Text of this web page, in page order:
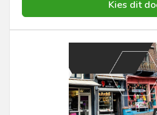
Kies dit